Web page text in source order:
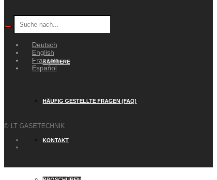
WEYER GRUPPE
KARRIERE
HÄUFIG GESTELLTE FRAGEN (FAQ)
KONTAKT
Deutsch
English
Français
Español
© LT GASETECHNIK